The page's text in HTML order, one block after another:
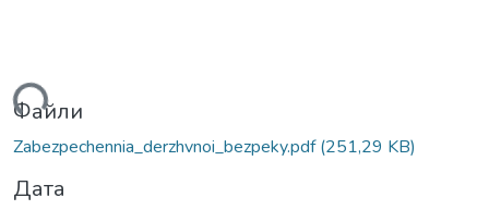
Файли
Zabezpechennia_derzhvnoi_bezpeky.pdf(251,29 KB)
Дата